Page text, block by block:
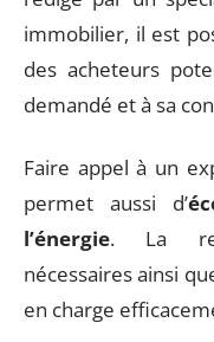
immobilier, il est
des acheteurs
demandé et à sa
Faire appel à un
permet aussi d’
l’énergie. La
nécessaires ainsi
en charge